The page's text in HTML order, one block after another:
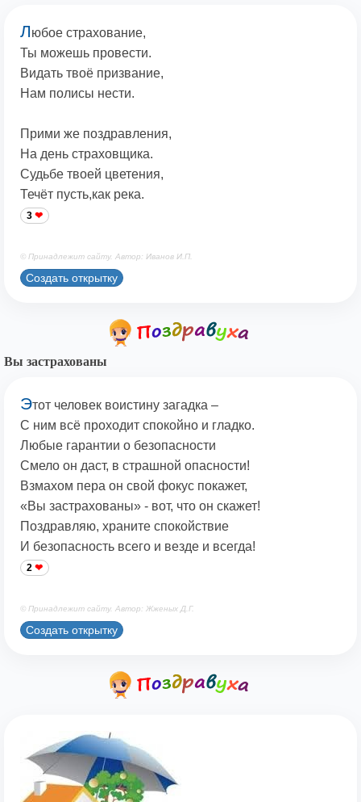
Любое страхование,
Ты можешь провести.
Видать твоё призвание,
Нам полисы нести.
Прими же поздравления,
На день страховщика.
Судьбе твоей цветения,
Течёт пусть,как река.
3
© Принадлежит сайту. Автор: Иванов И.П.
Создать открытку
Вы застрахованы
Этот человек воистину загадка –
С ним всё проходит спокойно и гладко.
Любые гарантии о безопасности
Смело он даст, в страшной опасности!
Взмахом пера он свой фокус покажет,
«Вы застрахованы» - вот, что он скажет!
Поздравляю, храните спокойствие
И безопасность всего и везде и всегда!
2
© Принадлежит сайту. Автор: Жженых Д.Г.
Создать открытку